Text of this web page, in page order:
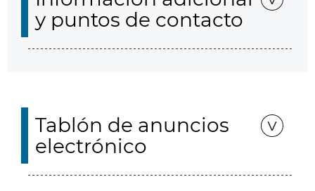
y puntos de contacto
Tablón de anuncios
electrónico